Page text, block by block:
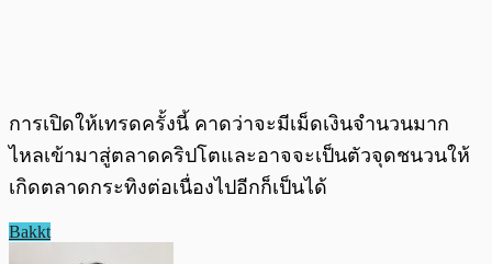
การเปิดให้เทรดครั้งนี้ คาดว่าจะมีเม็ดเงินจำนวนมาก
ไหลเข้ามาสู่ตลาดคริปโตและอาจจะเป็นตัวจุดชนวนให้
เกิดตลาดกระทิงต่อเนื่องไปอีกก็เป็นได้
Bakkt